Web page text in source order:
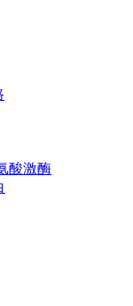
酸激酶